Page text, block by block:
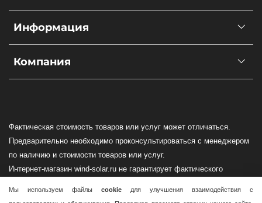
Информация
Компания
Фактическая стоимость товаров или услуг может отличаться.
Предварительно необходимо проконсультироваться с менеджером
по наличию и стоимости товаров или услуг.
Интернет-магазин wind-solar.ru не гарантирует фактического
Мы используем файлы cookie для улучшения взаимодействия с